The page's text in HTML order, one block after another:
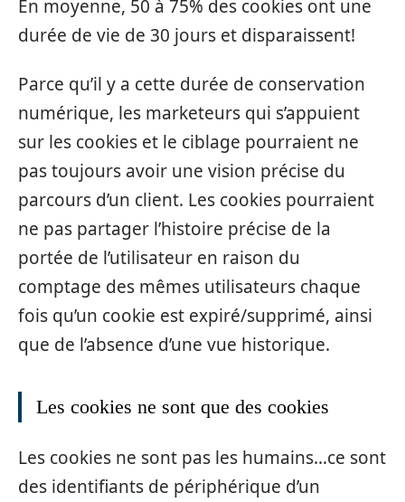
En moyenne, 50 à 75% des cookies ont une
durée de vie de 30 jours et disparaissent!
Parce qu’il y a cette durée de conservation
numérique, les marketeurs qui s’appuient
sur les cookies et le ciblage pourraient ne
pas toujours avoir une vision précise du
parcours d’un client. Les cookies pourraient
ne pas partager l’histoire précise de la
portée de l’utilisateur en raison du
comptage des mêmes utilisateurs chaque
fois qu’un cookie est expiré/supprimé, ainsi
que de l’absence d’une vue historique.
Les cookies ne sont que des cookies
Les cookies ne sont pas les humains…ce sont
des identifiants de périphérique d’un